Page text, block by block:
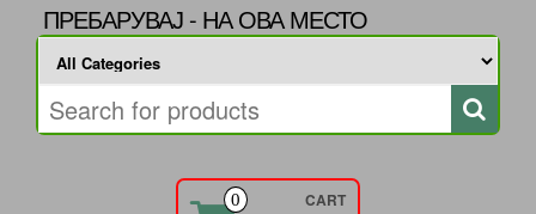
ПРЕБАРУВАЈ - НА ОВА МЕСТО
0 CART